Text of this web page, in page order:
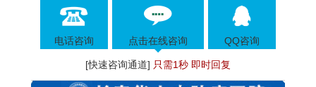
电话咨询 点击在线咨询 QQ咨询
[快速咨询通道] 只需1秒 即时回复